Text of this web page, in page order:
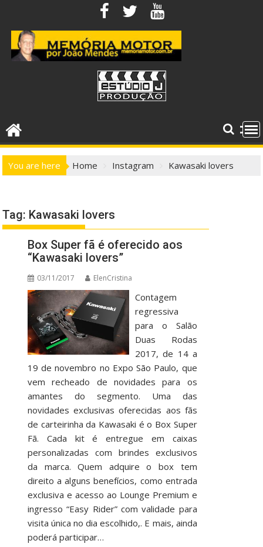
content
You are here Home Instagram Kawasaki lovers
Tag: Kawasaki lovers
Box Super fã é oferecido aos
“Kawasaki lovers”
03/11/2017 ElenCristina
Contagem
regressiva
para o Salão
Duas Rodas
2017, de 14 a
19 de novembro no Expo São Paulo, que
vem recheado de novidades para os
amantes do segmento. Uma das
novidades exclusivas oferecidas aos fãs
de carteirinha da Kawasaki é o Box Super
Fã. Cada kit é entregue em caixas
personalizadas com brindes exclusivos
da marca. Quem adquire o box tem
direito a alguns benefícios, como entrada
exclusiva e acesso ao Lounge Premium e
ingresso “Easy Rider” com validade para
visita única no dia escolhido,. E mais, ainda
poderá participar…